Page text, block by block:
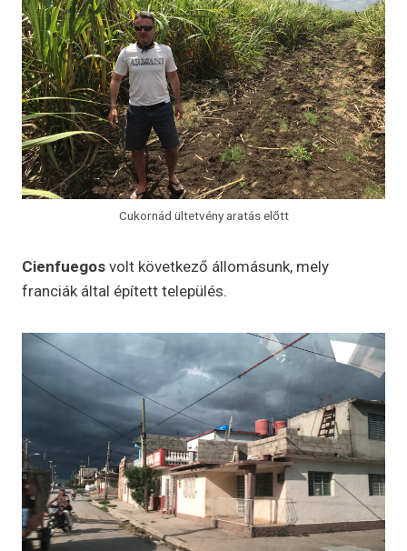
Cukornád ültetvény aratás előtt
Cienfuegos volt következő állomásunk, mely
franciák által épített település.